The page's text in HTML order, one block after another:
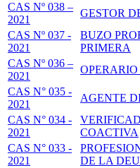
CAS Nº 038 –
2021
GESTOR
CAS Nº 037 -
2021
BUZO
PRIMERA
CAS Nº 036 –
2021
CAS N° 035 -
2021
AGENTE
CAS N° 034 -
2021
COACTIVA
CAS N° 033 -
2021
DE LA